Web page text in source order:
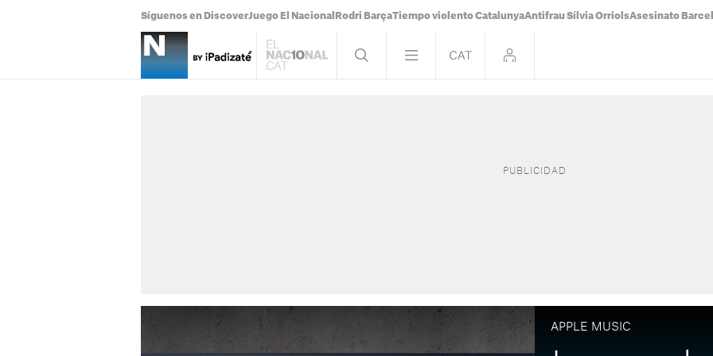
Síguenos en DiscoverJuego El Nacional Rodri BarçaTiempo violento CatalunyaAntifrau Sílvia OrriolsAsesinato
APPLE MUSIC